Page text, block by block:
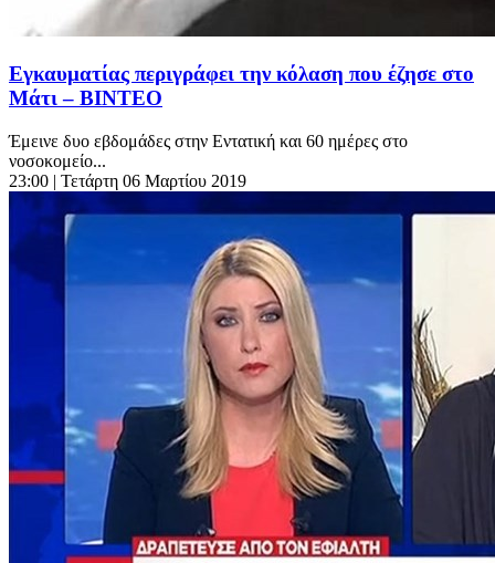
Εγκαυματίας περιγράφει την κόλαση που έζησε στο
Μάτι – ΒΙΝΤΕΟ
Έμεινε δυο εβδομάδες στην Εντατική και 60 ημέρες στο
νοσοκομείο...
23:00 | Τετάρτη 06 Μαρτίου 2019